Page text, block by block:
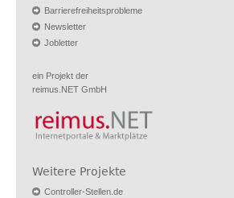
Barrierefreiheitsprobleme
Newsletter
Jobletter
ein Projekt der
reimus.NET GmbH
Weitere Projekte
Controller-Stellen.de